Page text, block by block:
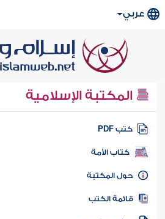
عربي
المكتبة الإسلامية
كتب PDF
كتاب الأمة
المكتبة